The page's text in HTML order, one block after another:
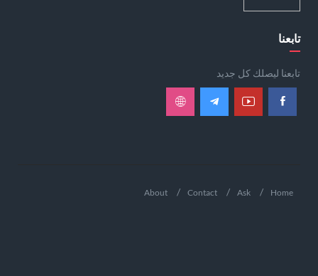
تابعنا
تابعنا ليصلك كل جديد
Home
Ask
Contact
About